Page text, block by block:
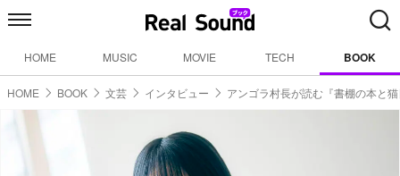
HOME MUSIC MOVIE TECH BOOK
HOME BOOK 文芸 インタビュー アンゴラ村長が読む『書棚の本と